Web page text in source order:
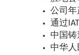
公司年
通过
中国铸
中华人